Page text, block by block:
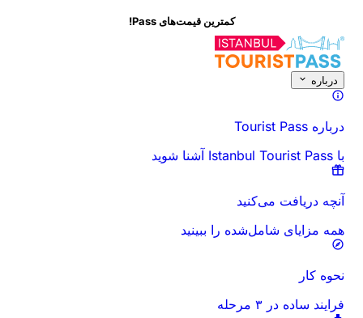
درباره
درباره Tourist Pass
با Istanbul Tourist Pass آشنا شوید
آنچه دریافت می‌کنید
همه مزایای شامل‌شده را ببینید
نحوه کار
فرایند ساده در ۳ مرحله
نمای کلی زمان‌ها و مدت همه چیز درباره